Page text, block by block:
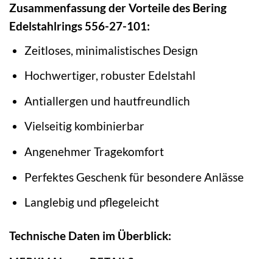
Zusammenfassung der Vorteile des Bering
Edelstahlrings 556-27-101:
Zeitloses, minimalistisches Design
Hochwertiger, robuster Edelstahl
Antiallergen und hautfreundlich
Vielseitig kombinierbar
Angenehmer Tragekomfort
Perfektes Geschenk für besondere Anlässe
Langlebig und pflegeleicht
Technische Daten im Überblick: